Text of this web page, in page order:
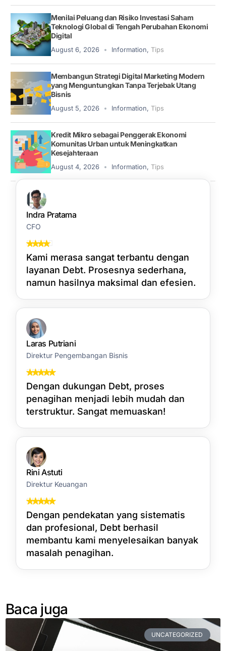
Menilai Peluang dan Risiko Investasi Saham
Teknologi Global di Tengah Perubahan Ekonomi
Digital
August 6, 2026 Information, Tips
Membangun Strategi Digital Marketing Modern
yang Menguntungkan Tanpa Terjebak Utang
Bisnis
August 5, 2026 Information, Tips
Kredit Mikro sebagai Penggerak Ekonomi
Komunitas Urban untuk Meningkatkan
Kesejahteraan
August 4, 2026 Information, Tips
Indra Pratama
CFO
Kami merasa sangat terbantu dengan
layanan Debt. Prosesnya sederhana,
namun hasilnya maksimal dan efesien.
Laras Putriani
Direktur Pengembangan Bisnis
Dengan dukungan Debt, proses
penagihan menjadi lebih mudah dan
terstruktur. Sangat memuaskan!
Rini Astuti
Direktur Keuangan
Dengan pendekatan yang sistematis
dan profesional, Debt berhasil
membantu kami menyelesaikan banyak
masalah penagihan.
Baca juga
UNCATEGORIZED